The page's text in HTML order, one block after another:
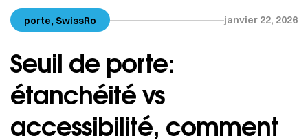
porte, SwissRo janvier 22, 2026
Seuil de porte:
étanchéité vs
accessibilité, comment